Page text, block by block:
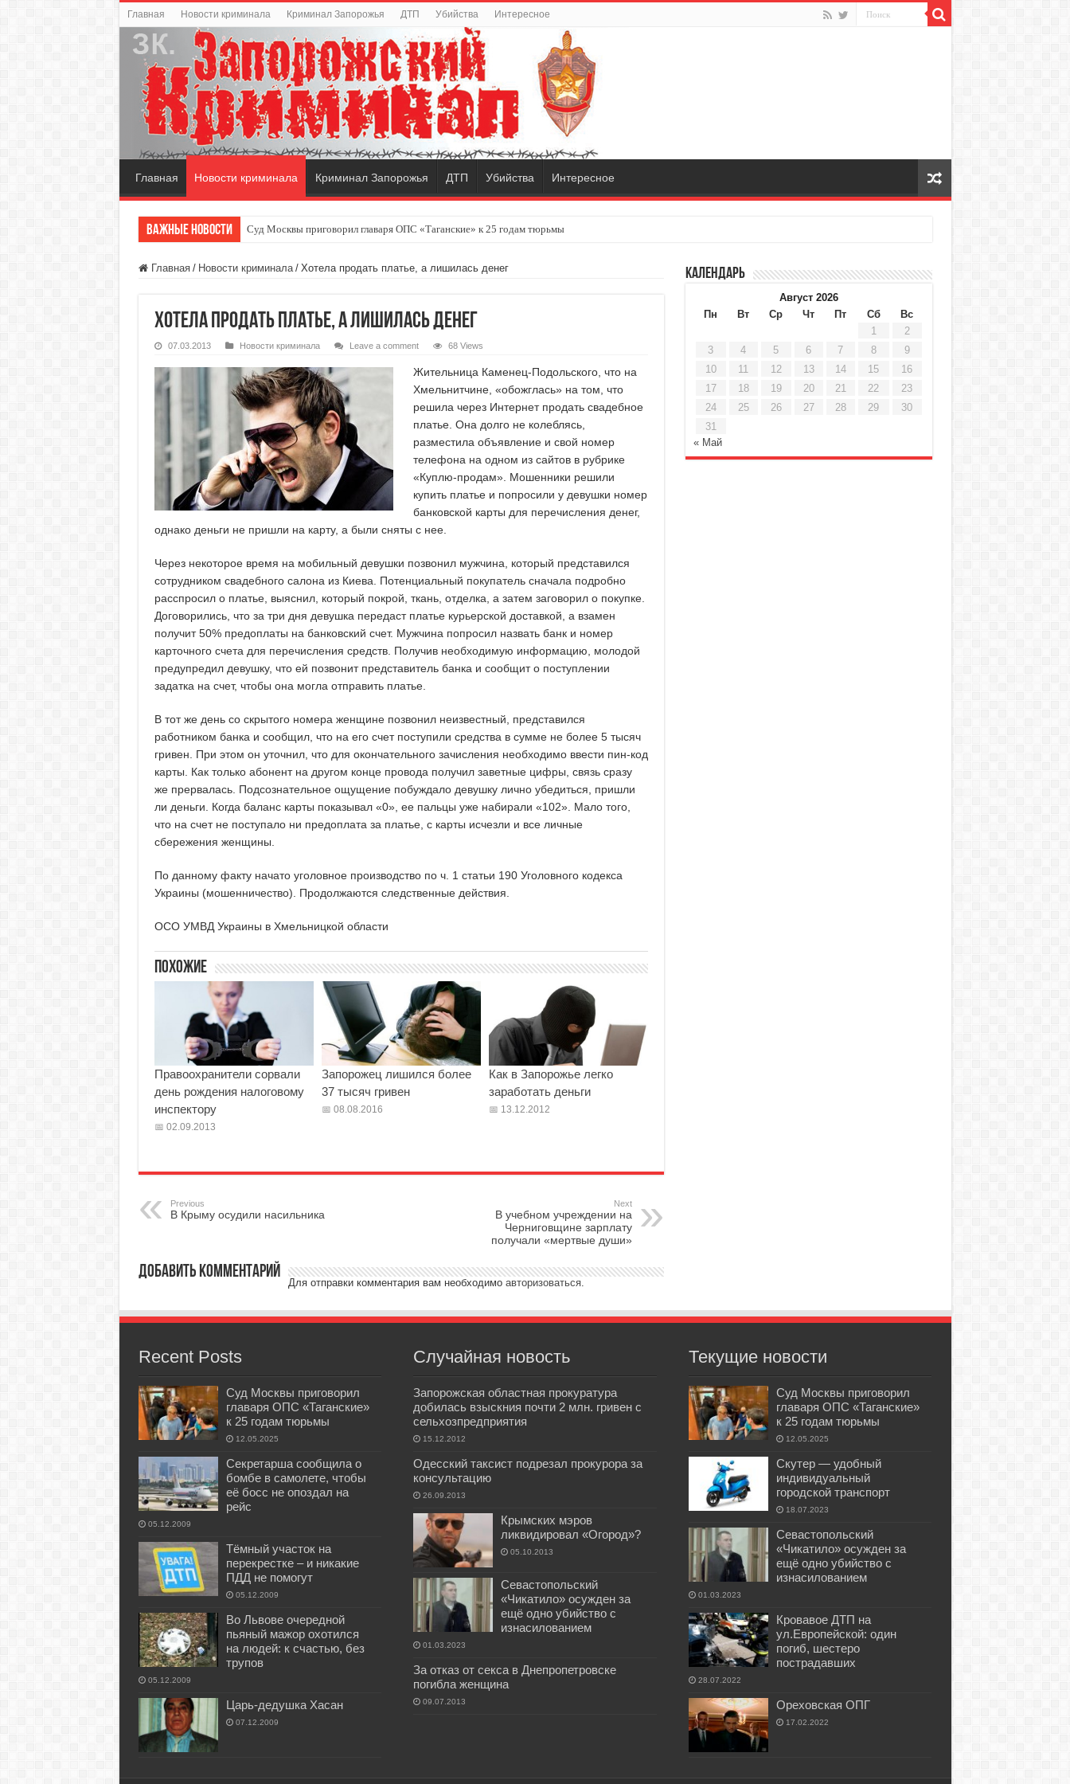
Главная Новости криминала Криминал Запорожья ДТП Убийства Интересное
Главная Новости криминала Криминал Запорожья ДТП Убийства Интересное
Важные новости Суд Москвы приговорил главаря ОПС «Таганские» к 25 годам тюрьмы
Главная / Новости криминала / Хотела продать платье, а лишилась денег
Хотела продать платье, а лишилась денег
07.03.2013 Новости криминала Leave a comment 68 Views
Жительница Каменец-Подольского, что на
Хмельнитчине, «обожглась» на том, что
решила через Интернет продать свадебное
платье. Она долго не колеблясь,
разместила объявление и свой номер
телефона на одном из сайтов в рубрике
«Куплю-продам». Мошенники решили
купить платье и попросили у девушки номер
банковской карты для перечисления денег,
однако деньги не пришли на карту, а были сняты с нее.
Через некоторое время на мобильный девушки позвонил мужчина, который представился
сотрудником свадебного салона из Киева. Потенциальный покупатель сначала подробно
расспросил о платье, выяснил, который покрой, ткань, отделка, а затем заговорил о покупке.
Договорились, что за три дня девушка передаст платье курьерской доставкой, а взамен
получит 50% предоплаты на банковский счет. Мужчина попросил назвать банк и номер
карточного счета для перечисления средств. Получив необходимую информацию, молодой
предупредил девушку, что ей позвонит представитель банка и сообщит о поступлении
задатка на счет, чтобы она могла отправить платье.
В тот же день со скрытого номера женщине позвонил неизвестный, представился
работником банка и сообщил, что на его счет поступили средства в сумме не более 5 тысяч
гривен. При этом он уточнил, что для окончательного зачисления необходимо ввести пин-код
карты. Как только абонент на другом конце провода получил заветные цифры, связь сразу
же прервалась. Подсознательное ощущение побуждало девушку лично убедиться, пришли
ли деньги. Когда баланс карты показывал «0», ее пальцы уже набирали «102». Мало того,
что на счет не поступало ни предоплата за платье, с карты исчезли и все личные
сбережения женщины.
По данному факту начато уголовное производство по ч. 1 статьи 190 Уголовного кодекса
Украины (мошенничество). Продолжаются следственные действия.
ОСО УМВД Украины в Хмельницкой области
Похожие
Правоохранители сорвали
день рождения налоговому
инспектору
02.09.2013
Запорожец лишился более
37 тысяч гривен
08.08.2016
Как в Запорожье легко
заработать деньги
13.12.2012
Previous
В Крыму осудили насильника
Next
В учебном учреждении на
Черниговщине зарплату
получали «мертвые души»
Добавить комментарий
Для отправки комментария вам необходимо авторизоваться.
Календарь
Август 2026
Пн
Вт Ср Чт Пт Сб
Вс
1
2
3
4 5 6 7 8
9
10
11 12 13 14 15
16
17
18 19 20 21 22
23
24
25 26 27 28 29
30
31
« Май
Recent Posts
Суд Москвы приговорил
главаря ОПС «Таганские»
к 25 годам тюрьмы
12.05.2025
Секретарша сообщила о
бомбе в самолете, чтобы
её босс не опоздал на
рейс
05.12.2009
Тёмный участок на
перекрестке – и никакие
ПДД не помогут
05.12.2009
Во Львове очередной
пьяный мажор охотился
на людей: к счастью, без
трупов
05.12.2009
Царь-дедушка Хасан
07.12.2009
Случайная новость
Запорожская областная прокуратура
добилась взыскния почти 2 млн. гривен с
сельхозпредприятия
15.12.2012
Одесский таксист подрезал прокурора за
консультацию
26.09.2013
Крымских мэров
ликвидировал «Огород»?
05.10.2013
Севастопольский
«Чикатило» осужден за
ещё одно убийство с
изнасилованием
01.03.2023
За отказ от секса в Днепропетровске
погибла женщина
09.07.2013
Текущие новости
Суд Москвы приговорил
главаря ОПС «Таганские»
к 25 годам тюрьмы
12.05.2025
Скутер — удобный
индивидуальный
городской транспорт
18.07.2023
Севастопольский
«Чикатило» осужден за
ещё одно убийство с
изнасилованием
01.03.2023
Кровавое ДТП на
ул.Европейской: один
погиб, шестеро
пострадавших
28.07.2022
Ореховская ОПГ
17.02.2022